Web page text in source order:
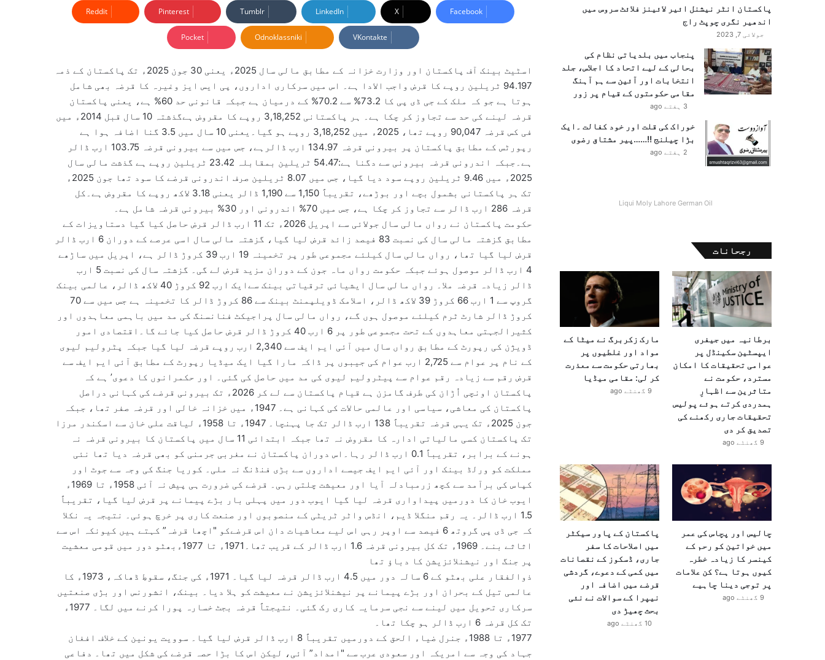
n
d
n
Facebook
X
LinkedIn
Tumblr
Pinterest
Reddit
VKontakte
Odnoklassniki
Pocket
اسٹیٹ بینک آف پاکستان اور وزارت خزانہ کے مطابق مالی سال 2025ء یعنی 30 جون 2025ء تک پاکستان کے ذمہ
94.197 ٹریلین روپے کا قرض واجب الادا ہے۔ اس میں سرکاری اداروں، پی ایس ایز وغیرہ کا قرضہ بھی شامل
ہوتا ہے جو کہ ملک کے جی ڈی پی کا 73.2% سے 70.2% کے درمیان ہے جبکہ قانونی حد 60% ہے، یعنی پاکستان
قرضہ لینے کی حد سے تجاوز کر چکا ہے۔ ہر پاکستانی 3,18,252 روپے کا مقروض ہےگذشتہ 10 سال قبل 2014ء میں
فی کس قرضہ 90,047 روپے تھا، 2025ء میں 3,18,252 روپے ہو گیا۔یعنی 10 سال میں 3.5 گنا اضافہ ہوا ہے
رپورٹس کے مطابق پاکستان پر بیرونی قرضہ 134.97 ارب ڈالرہے، جس میں سے بیرونی قرضہ 103.75 ارب ڈالر
ہے۔جبکہ اندرونی قرضہ بیرونی سے دگنا ہے:54.47 ٹریلین بمقابلہ 23.42 ٹریلین روپے ہے گذشت مالی سال
2025ء میں 9.46 ٹریلین روپے سود دیا گیا، جس میں 8.07 ٹریلین صرف اندرونی قرضے کا سود تھا جون 2025ء
تک ہر پاکستانی بشمول بچے اور بوڑھے، تقریباً 1,150 سے 1,190 ڈالر یعنی 3.18 لاکھ روپے کا مقروض ہے۔کل
قرضہ 286 ارب ڈالر سے تجاوز کر چکا ہے، جس میں 70% اندرونی اور 30% بیرونی قرضہ شامل ہے۔
حکومت پاکستان نے رواں مالی سال جولائی سے اپریل 2026ء تک 11 ارب ڈالر قرض حاصل کیا گیا دستاویزات کے
مطابق گزشتہ مالی سال کی نسبت 83 فیصد زائد قرض لیا گیا، گزشتہ مالی سال اسی عرصے کے دوران 6 ارب ڈالر
قرض لیا گیا تھا، رواں مالی سال کیلئے مجموعی طور پر تخمینہ 19 ارب 39 کروڑ ڈالر ہے، اپریل میں ساڑھے
4 ارب ڈالر موصول ہوئے جبکہ حکومت رواں ماہ جون کے دوران مزید قرض لے گی۔ گزشتہ سال کی نسبت 5 ارب
ڈالر زیادہ قرضہ ملا۔ رواں مالی سال ایشیائی ترقیاتی بینک سےایک ارب 92 کروڑ 40 لاکھ ڈالر، عالمی بینک
گروپ سے 1 ارب 66 کروڑ 39 لاکھ ڈالر، اسلامک ڈویلپمنٹ بینک سے 86 کروڑ ڈالر کا تخمینہ ہے جس میں سے 70
کروڑ ڈالر شارٹ ٹرم کیلئے موصول ہوں گے، رواں مالی سال پراجیکٹ فنانسنگ کی مد میں باہمی معاہدوں اور
کثیرالجہتی معاہدوں کے تحت مجموعی طور پر 6 ارب 40 کروڑ ڈالر قرض حاصل کیا جائے گا۔اقتصادی امور
ڈویژن کی رپورٹ کے مطابق رواں سال میں آئی ایم ایف سے 2,340 ارب روپے قرضہ لیا گیا جبکہ پٹرولیم لیوی
کے نام پر عوام سے 2,725 ارب عوام کی جیبوں پر ڈاکہ مارا گیا ایک میڈیا رپورٹ کے مطابق آئی ایم ایف سے
قرض رقم سے زیادہ رقم عوام سے پیٹرولیم لیوی کی مد میں حاصل کی گئی۔ اور حکمرانوں کا دعوی’ ہے کہ
پاکستان اونچی اُڑان کی طرف گامزن ہے قیام پاکستان سے لے کر 2026ء تک بیرونی قرضے کی کہانی دراصل
پاکستان کی معاشی، سیاسی اور عالمی حالات کی کہانی ہے۔ 1947ء میں خزانہ خالی اور قرضہ صفر تھا، جبکہ
جون 2025ء تک یہی قرضہ تقریباً 138 ارب ڈالر تک جا پہنچا۔ 1947ء تا 1958ء لیاقت علی خان سے اسکندر مرزا
تک پاکستان کسی مالیاتی ادارہ کا مقروض نہ تھا جبکہ ابتدائی 11 سال میں پاکستان کا بیرونی قرضہ نہ
ہونے کے برابر، تقریباً 0.1 ارب ڈالر رہا۔اس دوران پاکستان نے مغربی جرمنی کو بھی قرضہ دیا تھا نئی
مملکت کو ورلڈ بینک اور آئی ایم ایف جیسے اداروں سے بڑی فنڈنگ نہ ملی۔ کوریا جنگ کی وجہ سے جوٹ اور
کپاس کی برآمد سے کچھ زرمبادلہ آیا اور معیشت چلتی رہی۔ قرضے کی ضرورت ہی پیش نہ آئی 1958ء تا 1969ء
ایوب خان کا دورمیں پیداواری قرضہ لیا گیا ایوب دور میں پہلی بار بڑے پیمانے پر قرض لیا گیا، تقریباً
1.5 ارب ڈالر۔ یہ رقم منگلا ڈیم، انڈس واٹر ٹریٹی کے منصوبوں اور صنعت کاری پر خرچ ہوئی۔ نتیجہ یہ نکلا
کہ جی ڈی پی گروتھ 6 فیصد سے اوپر رہی اس لیے معاشیات دان اس قرضےکو "اچھا قرضہ” کہتے ہیں کیونکہ اس سے
اثاثے بنے۔ 1969ء تک کل بیرونی قرضہ 1.6 ارب ڈالر کے قریب تھا۔1971ء تا 1977ءبھٹو دور میں قومی معشیت
پر جنگ اور نیشنلائزیشن کا دباؤ تھا
ذوالفقار علی بھٹو کے 6 سالہ دور میں 4.5 ارب ڈالر قرضہ لیا گیا۔ 1971ء کی جنگ، سقوطِ ڈھاکہ، 1973ء کا
عالمی تیل کے بحران اور بڑے پیمانے پر نیشنلائزیشن نے معیشت کو ہلا دیا۔ بینک، انشورنس اور بڑی صنعتیں
سرکاری تحویل میں لینے سے نجی سرمایہ کاری رک گئی۔ نتیجتاً قرضہ بجٹ خسارہ پورا کرنے میں لگا۔ 1977ء
تک کل قرضہ 6 ارب ڈالر ہو چکا تھا۔
1977ء تا 1988ء جنرل ضیاء الحق کے دورمیں تقریباً 8 ارب ڈالر قرض لیا گیا۔ سوویت یونین کے خلاف افغان
جہاد کی وجہ سے امریکہ اور سعودی عرب سے "امداد” آئی، لیکن اس کا بڑا حصہ قرضے کی شکل میں تھا۔ دفاعی
پاکستان انٹر نیشنل ائیر لائینز فلائٹ سروس میں
اندھیر نگری چوپٹ راج
جولائی 7, 2023
پنجاب میں بلدیاتی نظام کی
بحالی کے لیے اتحاد کا اجلاس، جلد
انتخابات اور آئین سے ہم آہنگ
مقامی حکومتوں کے قیام پر زور
3 ہفتے ago
خوراک کی قلت اور خود کفالت ۔ایک
بڑا چیلنج !!……پیر مشتاق رضوی
2 ہفتے ago
Liqui Moly Lahore German Oil
رجحانات
برطانیہ میں جیفری
ایپسٹین سکینڈل پر
عوامی تحقیقات کا امکان
مسترد، حکومت نے
متاثرین سے اظہارِ
ہمدردی کرتے ہوئے پولیس
تحقیقات جاری رکھنے کی
تصدیق کر دی
9 گھنٹے ago
مارک زکربرگ نے میٹا کے
مواد اور غلطیوں پر
بھارتی حکومت سے معذرت
کر لی: مقامی میڈیا
9 گھنٹے ago
چالیس اور پچاس کی عمر
میں خواتین کو رحم کے
کینسر کا زیادہ خطرہ
کیوں ہوتا ہے؟ کن علامات
پر توجی دینا چاہیے
9 گھنٹے ago
پاکستان کے پاور سیکٹر
میں اصلاحات کا سفر
جاری، ڈسکوز کے نقصانات
میں کمی کے دعوے، گردشی
قرضے میں اضافہ اور
نیپرا کے سوالات نے نئی
بحث چھیڑ دی
10 گھنٹے ago